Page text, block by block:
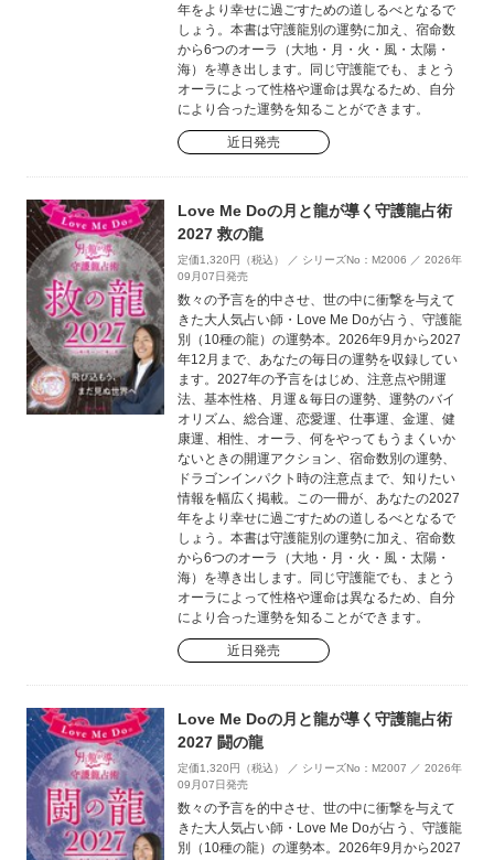
年をより幸せに過ごすための道しるべとなるで
しょう。本書は守護龍別の運勢に加え、宿命数
から6つのオーラ（大地・月・火・風・太陽・
海）を導き出します。同じ守護龍でも、まとう
オーラによって性格や運命は異なるため、自分
により合った運勢を知ることができます。
近日発売
Love Me Doの月と龍が導く守護龍占術
2027 救の龍
定価1,320円（税込） ／ シリーズNo：M2006 ／ 2026年
09月07日発売
数々の予言を的中させ、世の中に衝撃を与えて
きた大人気占い師・Love Me Doが占う、守護龍
別（10種の龍）の運勢本。2026年9月から2027
年12月まで、あなたの毎日の運勢を収録してい
ます。2027年の予言をはじめ、注意点や開運
法、基本性格、月運＆毎日の運勢、運勢のバイ
オリズム、総合運、恋愛運、仕事運、金運、健
康運、相性、オーラ、何をやってもうまくいか
ないときの開運アクション、宿命数別の運勢、
ドラゴンインパクト時の注意点まで、知りたい
情報を幅広く掲載。この一冊が、あなたの2027
年をより幸せに過ごすための道しるべとなるで
しょう。本書は守護龍別の運勢に加え、宿命数
から6つのオーラ（大地・月・火・風・太陽・
海）を導き出します。同じ守護龍でも、まとう
オーラによって性格や運命は異なるため、自分
により合った運勢を知ることができます。
近日発売
Love Me Doの月と龍が導く守護龍占術
2027 闘の龍
定価1,320円（税込） ／ シリーズNo：M2007 ／ 2026年
09月07日発売
数々の予言を的中させ、世の中に衝撃を与えて
きた大人気占い師・Love Me Doが占う、守護龍
別（10種の龍）の運勢本。2026年9月から2027